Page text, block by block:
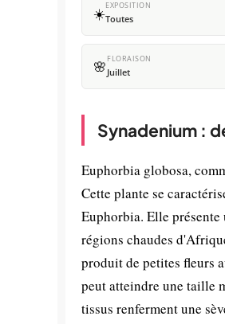
☀️EXPOSITION
Toutes
🌸 FLORAISON
Juillet
Synadenium :
Euphorbia globosa,
Cette plante se
Euphorbia. Elle
régions chaudes
produit de petites fleurs
peut atteindre une taille
tissus renferment une